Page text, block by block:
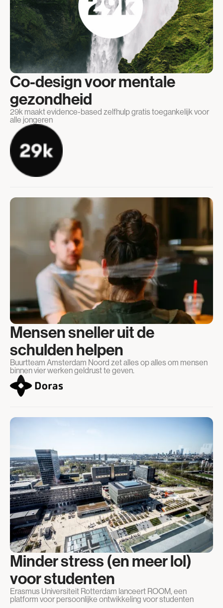
Co-design voor mentale
gezondheid
29k maakt evidence-based zelfhulp gratis toegankelijk voor
alle jongeren
Mensen sneller uit de
schulden helpen
Buurtteam Amsterdam Noord zet alles op alles om mensen
binnen vier werken geldrust te geven.
Minder stress (en meer lol)
voor studenten
Erasmus Universiteit Rotterdam lanceert ROOM, een
platform voor persoonlijke ontwikkeling voor studenten